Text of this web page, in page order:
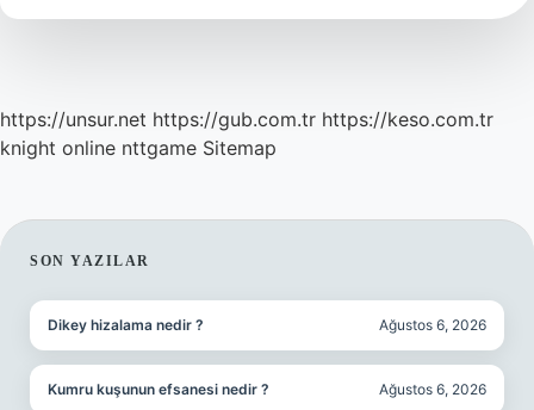
https://unsur.net https://gub.com.tr https://keso.com.tr
knight online nttgame Sitemap
SIDEBAR
SON YAZILAR
Dikey hizalama nedir ? Ağustos 6, 2026
Kumru kuşunun efsanesi nedir ? Ağustos 6, 2026